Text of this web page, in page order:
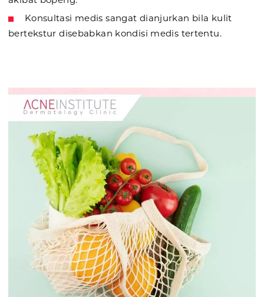
Konsultasi medis sangat dianjurkan bila kulit
bertekstur disebabkan kondisi medis tertentu.